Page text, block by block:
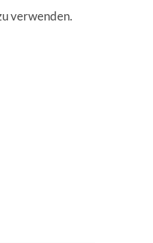
verwenden.